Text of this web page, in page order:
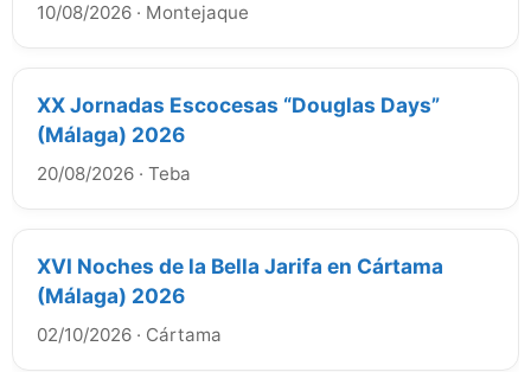
10/08/2026 · Montejaque
XX Jornadas Escocesas “Douglas Days”
(Málaga) 2026
20/08/2026 · Teba
XVI Noches de la Bella Jarifa en Cártama
(Málaga) 2026
02/10/2026 · Cártama